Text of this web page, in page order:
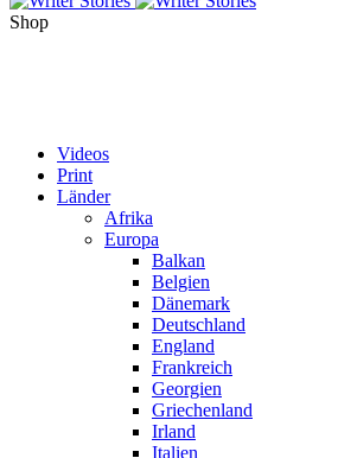
Shop
Videos
Print
Länder
Afrika
Europa
Balkan
Belgien
Dänemark
Deutschland
England
Frankreich
Georgien
Griechenland
Irland
Italien